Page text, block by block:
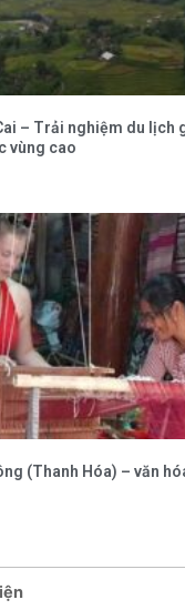
– Trải nghiệm du lịch
vùng cao
(Thanh Hóa) – văn